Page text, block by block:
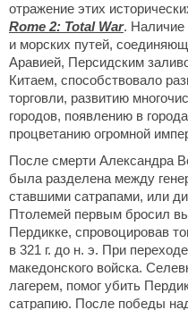
отражение этих
Rome 2: Total War. Наличие
и морских путей,
Аравией, Персидским
Китаем, способствовало
торговли, развитию
городов, появлению в
процветанию огромной
После смерти Александра
была разделена между
ставшими сатрапами, или
Птолемей первым бросил
Пердикке, спровоцировав
в 321 г. до н. э. При
македонского войска.
лагерем, помог убить
сатрапию. После победы